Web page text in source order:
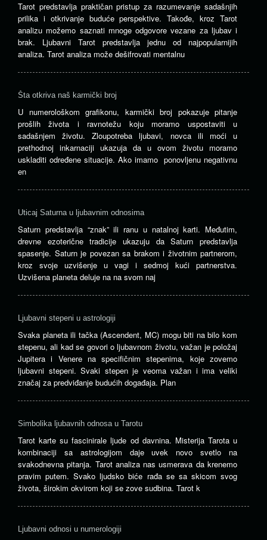
Tarot predstavlja praktičan pristup za razumevanje sadašnjih
prilika i otkrivanje buduće perspektive. Takođe, kroz Tarot
analizu možemo saznati mnoge odgovore vezane za ljubav i
brak. Ljubavni Tarot predstavlja jednu od najpopularnijih
analiza. Tarot analiza može dešifrovati mentalnu
Šta otkriva naš karmički broj
U numerološkom grafikonu, karmički broj pokazuje pitanje
prošlih života i ravnotežu koju moramo uspostaviti u
sadašnjem životu. Zloupotreba ljubavi, novca ili moći u
prethodnoj inkarnaciji ukazuja da u ovom životu moramo
uskladiti određene situacije. Ako imamo ponovljenu negativnu
en
Uticaj Saturna u ljubavnim odnosima
Saturn predstavlja “znak” ili ranu u natalnoj karti. Međutim,
drevne ezoterične tradicije ukazuju da Saturn predstavlja
spasenje. Saturn je povezan sa brakom i životnim partnerom,
kroz svoje uzvišenje u vagi i sedmoj kući partnerstva.
Uzvišena planeta deluje na na svom naj
Ljubavni stepeni u astrologiji
Svaka planeta ili tačka (Ascendent, MC) mogu biti na bilo kom
stepenu, ali kad se govori o ljubavnom životu, važan je položaj
Jupitera i Venere na specifičnim stepenima, koje zovemo
ljubavni stepeni. Svaki stepen je veoma važan i ima veliki
značaj za predviđanje budućih događaja. Plan
Simbolika ljubavnih odnosa u Tarotu
Tarot karte su fascinirale ljude od davnina. Misterija Tarota u
kombinaciji sa astrologijom daje uvek novo svetlo na
svakodnevna pitanja. Tarot analiza nas usmerava da krenemo
pravim putem. Svako ljudsko biće rađa se sa skicom svog
života, širokim okvirom koji se zove sudbina. Tarot k
Ljubavni odnosi u numerologiji